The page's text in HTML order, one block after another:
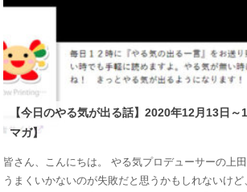
【今日のやる気が出る話】2020年12月13日
マガ】
皆さん、こんにちは。 やる気プロデューサーの上
うまくいかないのが失敗だと思うかもしれないけ